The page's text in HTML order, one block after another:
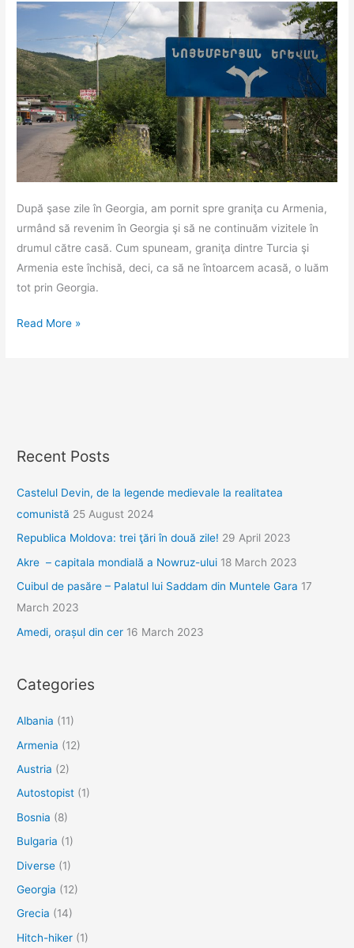
După şase zile în Georgia, am pornit spre graniţa cu Armenia,
urmând să revenim în Georgia şi să ne continuăm vizitele în
drumul către casă. Cum spuneam, graniţa dintre Turcia şi
Armenia este închisă, deci, ca să ne întoarcem acasă, o luăm
tot prin Georgia.
(Not
Read More »
Recent Posts
Castelul Devin, de la legende medievale la realitatea
comunistă 25 August 2024
Republica Moldova: trei ţări în două zile! 29 April 2023
Akre – capitala mondială a Nowruz-ului 18 March 2023
Cuibul de pasăre – Palatul lui Saddam din Muntele Gara 17
March 2023
Amedi, orașul din cer 16 March 2023
Categories
Albania (11)
Armenia (12)
Austria (2)
Autostopist (1)
Bosnia (8)
Bulgaria (1)
Diverse (1)
Georgia (12)
Grecia (14)
Hitch-hiker (1)